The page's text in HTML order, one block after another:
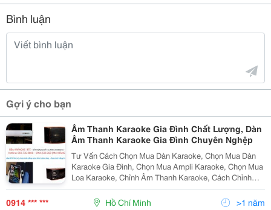
Bình luận
Gợi ý cho bạn
Âm Thanh Karaoke Gia Đình Chất Lượng, Dàn
Âm Thanh Karaoke Gia Đình Chuyên Nghệp
Tư Vấn Cách Chọn Mua Dàn Karaoke, Chọn Mua Dàn
Karaoke Gia Đình, Chọn Mua Ampli Karaoke, Chọn Mua
Loa Karaoke, Chỉnh Âm Thanh Karaoke, Cách Chỉnh
Dàn Âm Thanh Karaoke. Kinh Nghiệm Chọn Mua Loa,
Ampli Karaoke Hàng Bãi, Hàng Cũ. Đến Với Chúng Tôi
0914 *** *** Hồ Chí Minh >1 năm